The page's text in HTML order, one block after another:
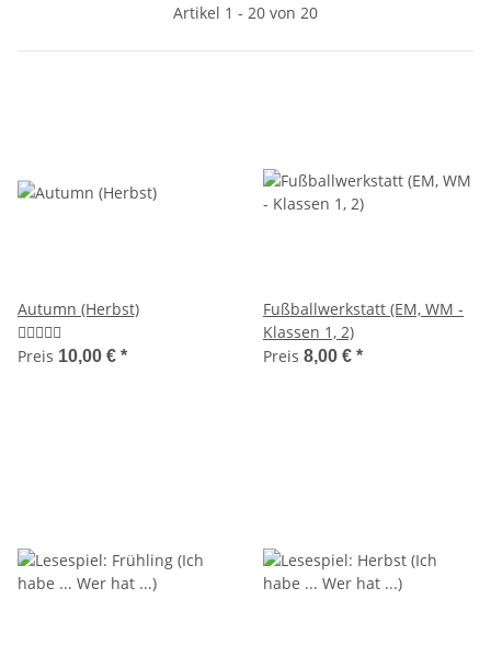
Artikel 1 - 20 von 20
Autumn (Herbst)
Preis 10,00 € *
Fußballwerkstatt (EM, WM -
Klassen 1, 2)
Preis 8,00 € *